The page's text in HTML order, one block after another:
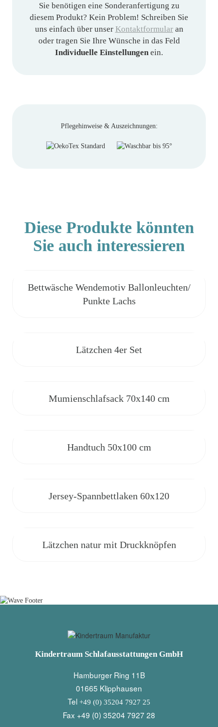
Sie benötigen eine Sonderanfertigung zu
diesem Produkt? Kein Problem! Schreiben Sie
uns einfach über unser Kontaktformularan
oder tragen Sie Ihre Wünsche in das Feld
Individuelle Einstellungen ein.
Pflegehinweise & Auszeichnungen:
Diese Produkte könnten
Sie auch interessieren
Bettwäsche Wendemotiv Ballonleuchten/
Punkte Lachs
Lätzchen 4er Set
Mumienschlafsack 70x140 cm
Handtuch 50x100 cm
Jersey-Spannbettlaken 60x120
Lätzchen natur mit Druckknöpfen
Kindertraum Schlafausstattungen GmbH
Hamburger Ring 11B
01665 Klipphausen
Tel +49 (0) 35204 7927 25
Fax +49 (0) 35204 7927 28